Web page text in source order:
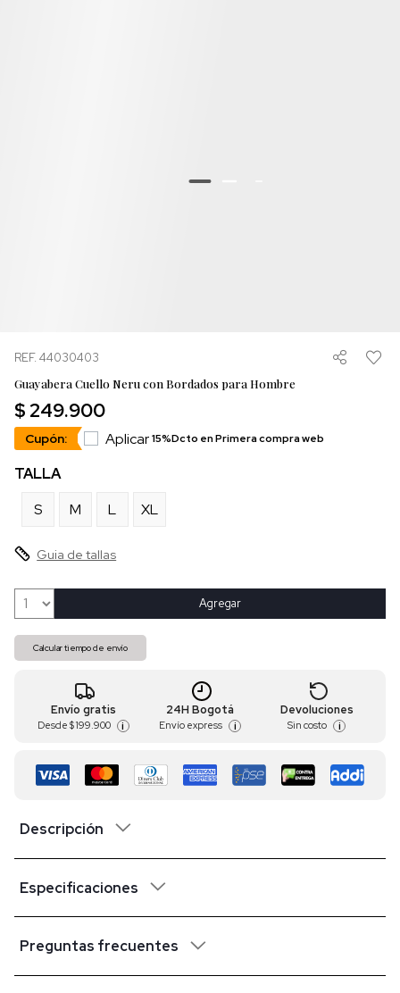
REF. 44030403
Guayabera Cuello Neru con Bordados para Hombre
$ 249.900
Cupón: Aplicar15%Dcto en Primera compra web
TALLA
S
M L XL
Guia de tallas
Agregar
Calcular tiempo de envío
Envío gratis
Desde $ 199.900 i
24H Bogotá
Envío express i
Devoluciones
Sin costo i
Descripción
Especificaciones
Preguntas frecuentes